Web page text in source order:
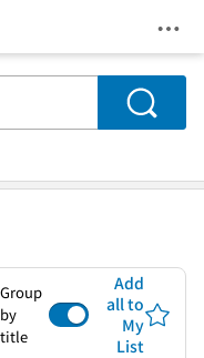
Search
Group
by
title
Add
all to
My
List